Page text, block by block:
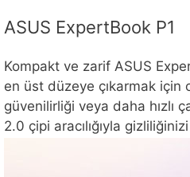
ASUS ExpertBook P1
Kompakt ve zarif ASUS
en üst düzeye çıkarmak
güvenilirliği veya daha hızlı
2.0 çipi aracılığıyla